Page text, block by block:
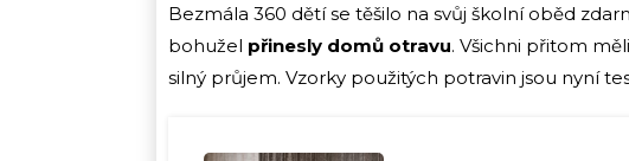
Bezmála 360 dětí se těšilo na svůj školní oběd
bohužel přinesly domů otravu. Všichni přitom
silný průjem. Vzorky použitých potravin jsou nyní